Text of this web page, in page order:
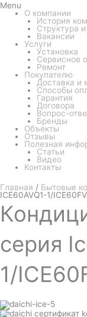
Menu
О компании
История
Структура
Вакансии
Услуги
Установка
Сервисное
Ремонт
Покупателю
Доставка и
Способы
Гарантия
Договора
Вопрос-
Бренды
Объекты
Отзывы
Полезная
Статьи
Видео
Контакты
Главная / Бытовые
ICE60AVQ1-1/
серия
1/